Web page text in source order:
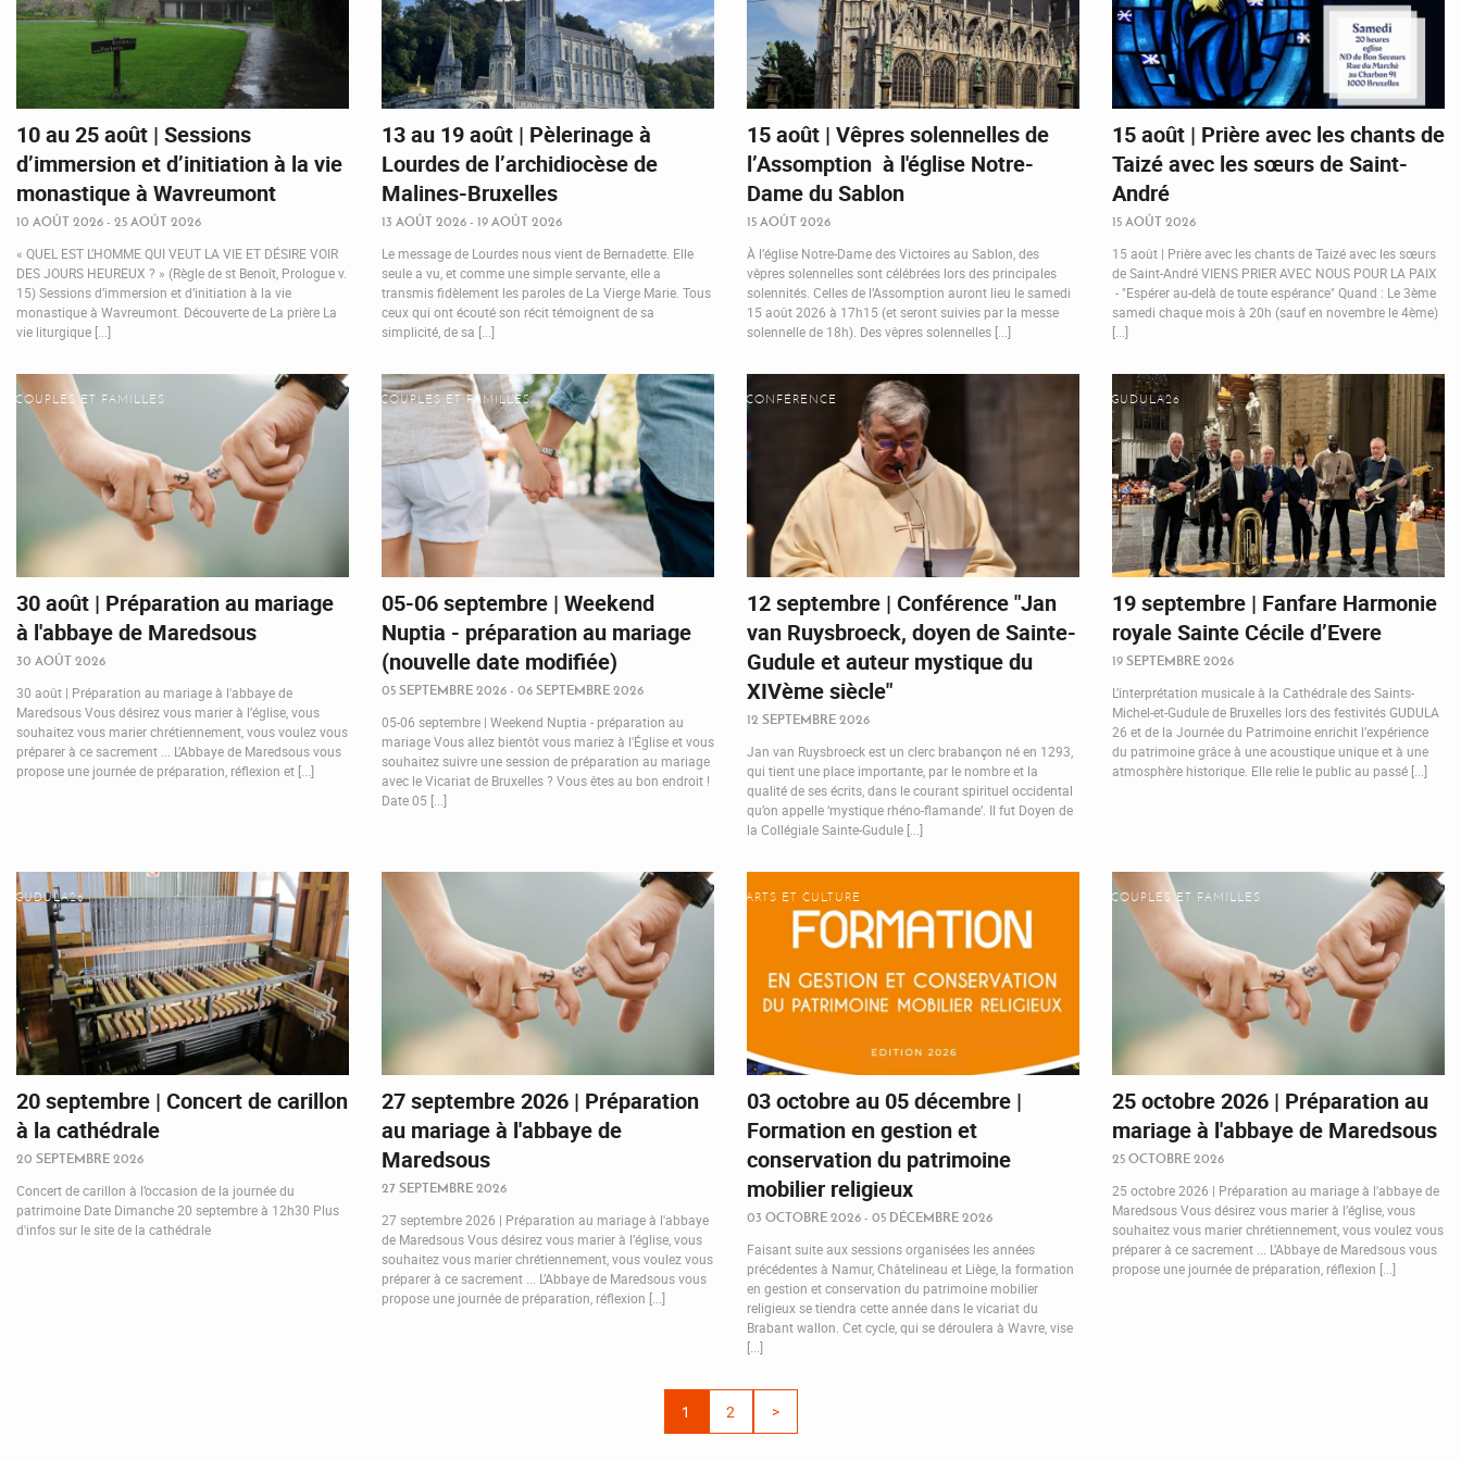
10 au 25 août | Sessions
d’immersion et d’initiation à la vie
monastique à Wavreumont
10 AOÛT 2026 - 25 AOÛT 2026
« QUEL EST L’HOMME QUI VEUT LA VIE ET DÉSIRE VOIR
DES JOURS HEUREUX ? » (Règle de st Benoît, Prologue v.
15) Sessions d’immersion et d’initiation à la vie
monastique à Wavreumont. Découverte de La prière La
vie liturgique [...]
13 au 19 août | Pèlerinage à
Lourdes de l’archidiocèse de
Malines-Bruxelles
13 AOÛT 2026 - 19 AOÛT 2026
Le message de Lourdes nous vient de Bernadette. Elle
seule a vu, et comme une simple servante, elle a
transmis fidèlement les paroles de La Vierge Marie. Tous
ceux qui ont écouté son récit témoignent de sa
simplicité, de sa [...]
15 août | Vêpres solennelles de
l’Assomption à l'église Notre-
Dame du Sablon
15 AOÛT 2026
À l’église Notre-Dame des Victoires au Sablon, des
vêpres solennelles sont célébrées lors des principales
solennités. Celles de l’Assomption auront lieu le samedi
15 août 2026 à 17h15 (et seront suivies par la messe
solennelle de 18h). Des vêpres solennelles [...]
15 août | Prière avec les chants de
Taizé avec les sœurs de Saint-
André
15 AOÛT 2026
15 août | Prière avec les chants de Taizé avec les sœurs
de Saint-André VIENS PRIER AVEC NOUS POUR LA PAIX
- "Espérer au-delà de toute espérance" Quand : Le 3ème
samedi chaque mois à 20h (sauf en novembre le 4ème)
[...]
COUPLES ET FAMILLES
30 août | Préparation au mariage
à l'abbaye de Maredsous
30 AOÛT 2026
30 août | Préparation au mariage à l'abbaye de
Maredsous Vous désirez vous marier à l’église, vous
souhaitez vous marier chrétiennement, vous voulez vous
préparer à ce sacrement ... L’Abbaye de Maredsous vous
propose une journée de préparation, réflexion et [...]
COUPLES ET FAMILLES
05-06 septembre | Weekend
Nuptia - préparation au mariage
(nouvelle date modifiée)
05 SEPTEMBRE 2026 - 06 SEPTEMBRE 2026
05-06 septembre | Weekend Nuptia - préparation au
mariage Vous allez bientôt vous mariez à l'Église et vous
souhaitez suivre une session de préparation au mariage
avec le Vicariat de Bruxelles ? Vous êtes au bon endroit !
Date 05 [...]
CONFÉRENCE
12 septembre | Conférence "Jan
van Ruysbroeck, doyen de Sainte-
Gudule et auteur mystique du
XIVème siècle"
12 SEPTEMBRE 2026
Jan van Ruysbroeck est un clerc brabançon né en 1293,
qui tient une place importante, par le nombre et la
qualité de ses écrits, dans le courant spirituel occidental
qu’on appelle ‘mystique rhéno-flamande’. Il fut Doyen de
la Collégiale Sainte-Gudule [...]
GUDULA26
19 septembre | Fanfare Harmonie
royale Sainte Cécile d’Evere
19 SEPTEMBRE 2026
L’interprétation musicale à la Cathédrale des Saints-
Michel-et-Gudule de Bruxelles lors des festivités GUDULA
26 et de la Journée du Patrimoine enrichit l’expérience
du patrimoine grâce à une acoustique unique et à une
atmosphère historique. Elle relie le public au passé [...]
GUDULA26
20 septembre | Concert de carillon
à la cathédrale
20 SEPTEMBRE 2026
Concert de carillon à l’occasion de la journée du
patrimoine Date Dimanche 20 septembre à 12h30 Plus
d'infos sur le site de la cathédrale
27 septembre 2026 | Préparation
au mariage à l'abbaye de
Maredsous
27 SEPTEMBRE 2026
27 septembre 2026 | Préparation au mariage à l'abbaye
de Maredsous Vous désirez vous marier à l’église, vous
souhaitez vous marier chrétiennement, vous voulez vous
préparer à ce sacrement ... L’Abbaye de Maredsous vous
propose une journée de préparation, réflexion [...]
ARTS ET CULTURE
03 octobre au 05 décembre |
Formation en gestion et
conservation du patrimoine
mobilier religieux
03 OCTOBRE 2026 - 05 DÉCEMBRE 2026
Faisant suite aux sessions organisées les années
précédentes à Namur, Châtelineau et Liège, la formation
en gestion et conservation du patrimoine mobilier
religieux se tiendra cette année dans le vicariat du
Brabant wallon. Cet cycle, qui se déroulera à Wavre, vise
[...]
COUPLES ET FAMILLES
25 octobre 2026 | Préparation au
mariage à l'abbaye de Maredsous
25 OCTOBRE 2026
25 octobre 2026 | Préparation au mariage à l'abbaye de
Maredsous Vous désirez vous marier à l’église, vous
souhaitez vous marier chrétiennement, vous voulez vous
préparer à ce sacrement ... L’Abbaye de Maredsous vous
propose une journée de préparation, réflexion [...]
1 2 >